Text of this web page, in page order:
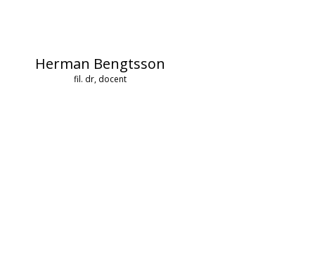
Herman Bengtsson
fil. dr, docent